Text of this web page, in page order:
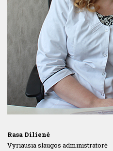
Rasa Dilienė
Vyriausia slaugos administratorė